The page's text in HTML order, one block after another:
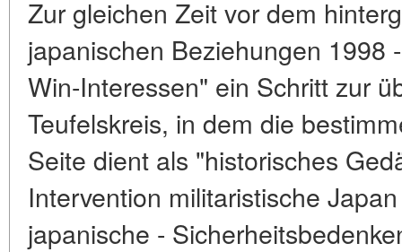
Zur gleichen Zeit vor dem
japanischen Beziehungen 1998
Win-Interessen" ein Schritt zur
Teufelskreis, in dem die
Seite dient als "historisches
Intervention militaristische
japanische -